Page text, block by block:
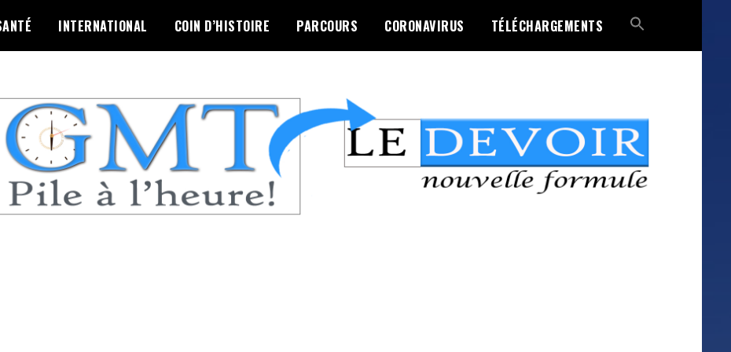
INTERNATIONAL COIN D’HISTOIRE PARCOURS CORONAVIRUS TÉLÉCHARGEMENTS